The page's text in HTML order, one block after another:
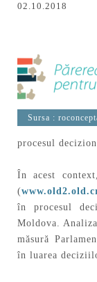
02.10.2018
Sursa :
procesul
În acest
(
în procesul
Moldova.
măsură
în luarea